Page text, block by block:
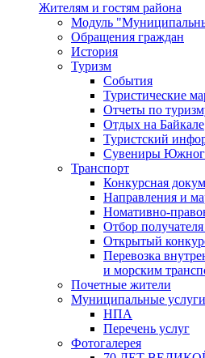
Жителям и гостям района
Модуль
Обращения граждан
История
Туризм
События
Туристические
Отчеты по
Отдых на Байкале
Туристский
Сувениры
Транспорт
Конкурсная
Направления и
Номативно-
Отбор
Открытый
Перевозка
и морским
Почетные жители
Муниципальные услуги
НПА
Перечень услуг
Фотогалерея